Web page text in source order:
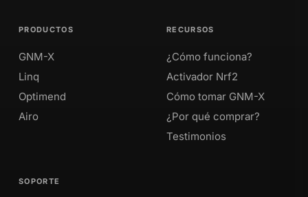
PRODUCTOS
GNM-X
Linq
Optimend
Airo
RECURSOS
¿Cómo funciona?
Activador Nrf2
Cómo tomar GNM-X
¿Por qué comprar?
Testimonios
SOPORTE